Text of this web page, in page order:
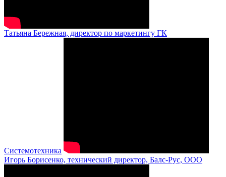
Татьяна Бережная, директор по маркетингу ГК
Системотехника
Игорь Борисенко, технический директор, Балс-Рус, ООО